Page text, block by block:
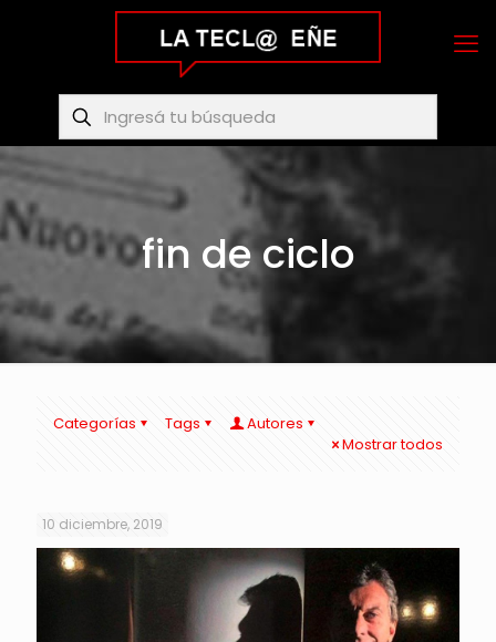
fin de ciclo
Categorías Tags
Autores
Mostrar todos
10 diciembre, 2019